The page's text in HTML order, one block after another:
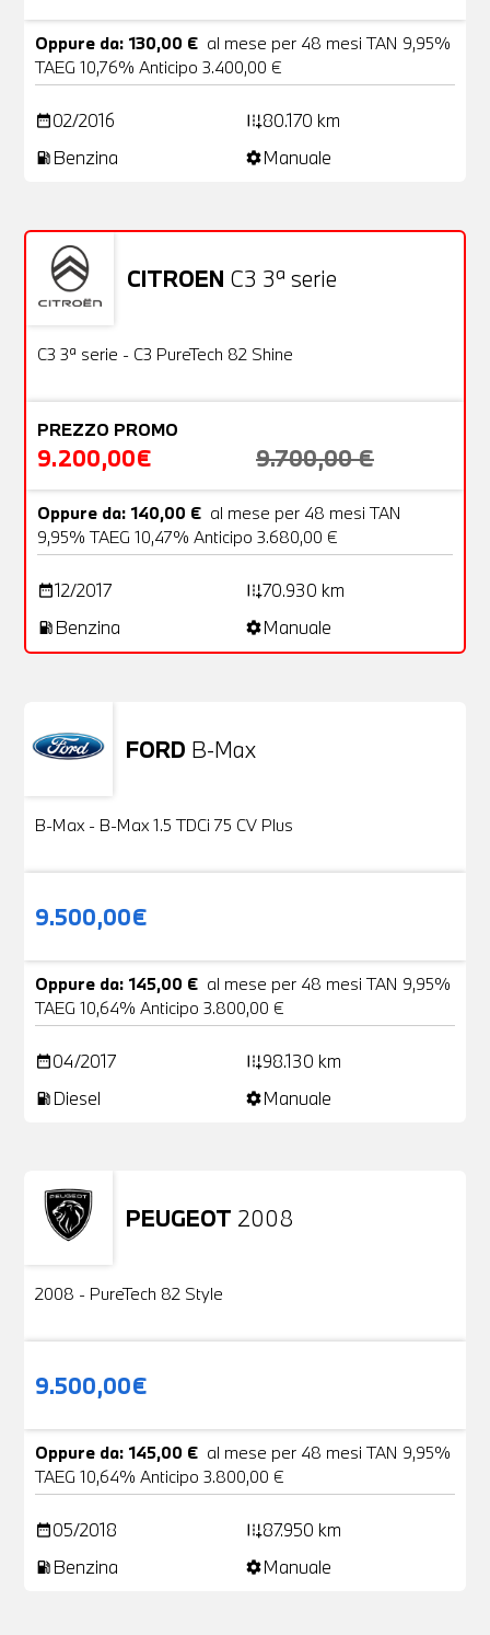
Oppure da: 130,00 € al mese per 48 mesi TAN 9,95%
TAEG 10,76% Anticipo 3.400,00 €
date_range02/2016 add_road80.170 km
local_gas_station Benzina settingsManuale
CITROEN C3 3ª serie
OFFERTA
Usato
C3 3ª serie - C3 PureTech 82 Shine
PREZZO PROMO
9.200,00€ 9.700,00 €
Oppure da: 140,00 € al mese per 48 mesi TAN
9,95% TAEG 10,47% Anticipo 3.680,00 €
date_range12/2017 add_road70.930 km
local_gas_station Benzina settingsManuale
FORD B-Max
B-Max - B-Max 1.5 TDCi 75 CV Plus
9.500,00€
Oppure da: 145,00 € al mese per 48 mesi TAN 9,95%
TAEG 10,64% Anticipo 3.800,00 €
date_range04/2017 add_road98.130 km
local_gas_station Diesel settingsManuale
PEUGEOT 2008
Usato
2008 - PureTech 82 Style
9.500,00€
Oppure da: 145,00 € al mese per 48 mesi TAN 9,95%
TAEG 10,64% Anticipo 3.800,00 €
date_range05/2018 add_road87.950 km
local_gas_station Benzina settingsManuale